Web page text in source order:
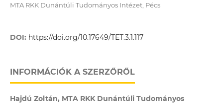
MTA RKK Dunántúli Tudományos Intézet, Pécs
DOI: https://doi.org/10.17649/TET.3.1.117
INFORMÁCIÓK A SZERZŐRŐL
Hajdú Zoltán, MTA RKK Dunántúli Tudományos